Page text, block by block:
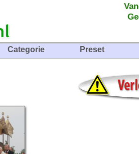
Categorie Preset